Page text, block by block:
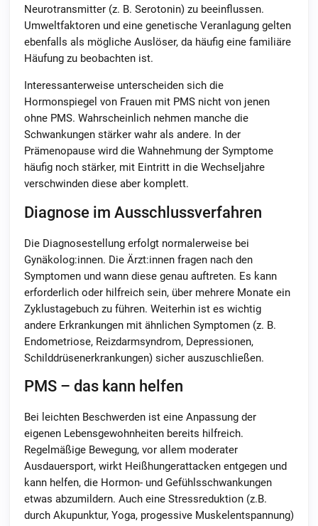
Neurotransmitter (z. B. Serotonin) zu beeinflussen.
Umweltfaktoren und eine genetische Veranlagung gelten
ebenfalls als mögliche Auslöser, da häufig eine familiäre
Häufung zu beobachten ist.
Interessanterweise unterscheiden sich die
Hormonspiegel von Frauen mit PMS nicht von jenen
ohne PMS. Wahrscheinlich nehmen manche die
Schwankungen stärker wahr als andere. In der
Prämenopause wird die Wahnehmung der Symptome
häufig noch stärker, mit Eintritt in die Wechseljahre
verschwinden diese aber komplett.
Diagnose im Ausschlussverfahren
Die Diagnosestellung erfolgt normalerweise bei
Gynäkolog:innen. Die Ärzt:innen fragen nach den
Symptomen und wann diese genau auftreten. Es kann
erforderlich oder hilfreich sein, über mehrere Monate ein
Zyklustagebuch zu führen. Weiterhin ist es wichtig
andere Erkrankungen mit ähnlichen Symptomen (z. B.
Endometriose, Reizdarmsyndrom, Depressionen,
Schilddrüsenerkrankungen) sicher auszuschließen.
PMS – das kann helfen
Bei leichten Beschwerden ist eine Anpassung der
eigenen Lebensgewohnheiten bereits hilfreich.
Regelmäßige Bewegung, vor allem moderater
Ausdauersport, wirkt Heißhungerattacken entgegen und
kann helfen, die Hormon- und Gefühlsschwankungen
etwas abzumildern. Auch eine Stressreduktion (z.B.
durch Akupunktur, Yoga, progessive Muskelentspannung)